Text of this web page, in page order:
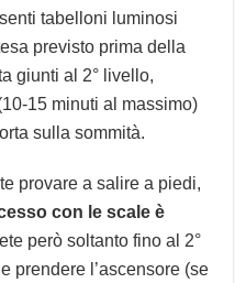
tabelloni luminosi
previsto prima della
giunti al 2° livello,
15 minuti al massimo)
sulla sommità.
provare a salire a piedi,
con le scale è
però soltanto fino al 2°
prendere l’ascensore (se